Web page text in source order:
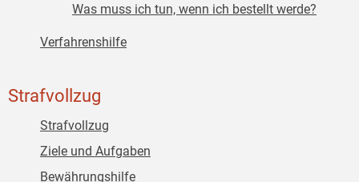
Was muss ich tun, wenn ich bestellt werde?
Verfahrenshilfe
Strafvollzug
Strafvollzug
Ziele und Aufgaben
Bewährungshilfe